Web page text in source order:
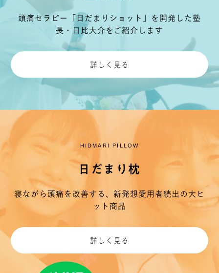
頭痛セラピー「日だまりショット」を開発した 塾
長・日比大介をご紹介します
詳しく見る
HIDMARI PILLOW
日だまり枕
寝ながら頭痛を改善する、新発想 愛用者続出の大ヒ
ット商品
詳しく見る